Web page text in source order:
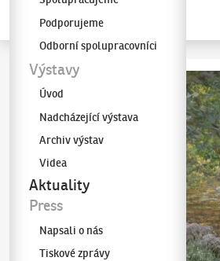
Galerie KODLPodporujeme
Odborní spolupracovníci
Výstavy
Úvod
Nadcházející výstava
Archiv výstav
Videa
Aktuality
Press
Napsali o nás
Tiskové zprávy